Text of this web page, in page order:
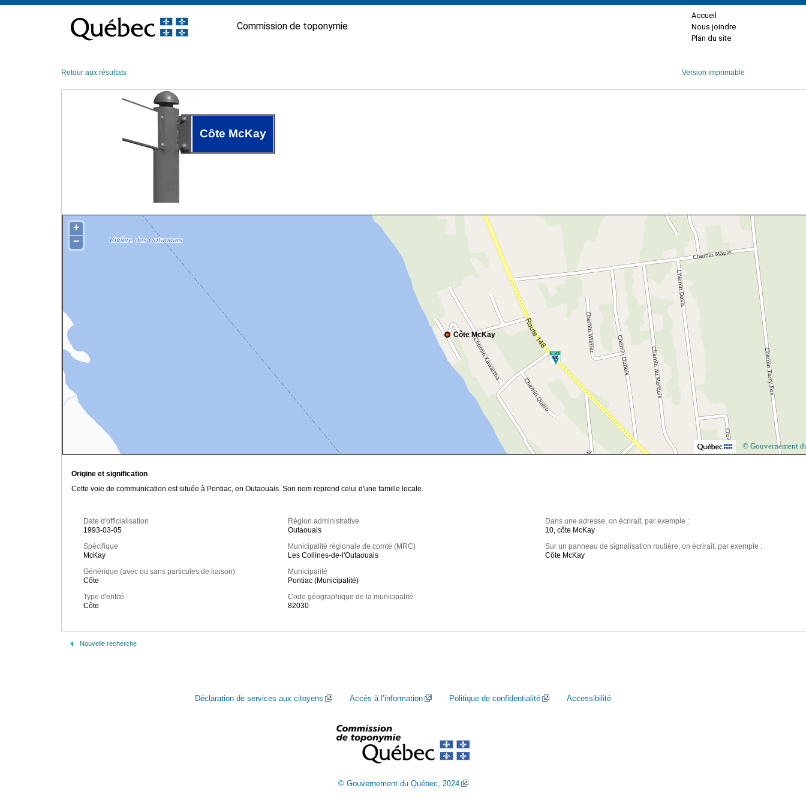
contenu
Commission de toponymie
Accueil
Nous joindre
Plan du site
Retour aux résultats Version imprimable
Côte McKay
Côte McKay
+
−
© Gouvernement
Origine et signification
Cette voie de communication est située à Pontiac, en Outaouais. Son nom reprend celui d'une famille locale.
Date d'officialisation
1993-03-05
Spécifique
McKay
Générique (avec ou sans particules de liaison)
Côte
Type d'entité
Côte
Région administrative
Outaouais
Municipalité régionale de comté (MRC)
Les Collines-de-l'Outaouais
Municipalité
Pontiac (Municipalité)
Code géographique de la municipalité
82030
Dans une adresse, on écrirait, par exemple :
10, côte McKay
Sur un panneau de signalisation routière, on écrirait, par exemple :
Côte McKay
Nouvelle recherche
Déclaration de services aux citoyens Accès à l’information Politique de confidentialité Accessibilité
© Gouvernement du Québec, 2024